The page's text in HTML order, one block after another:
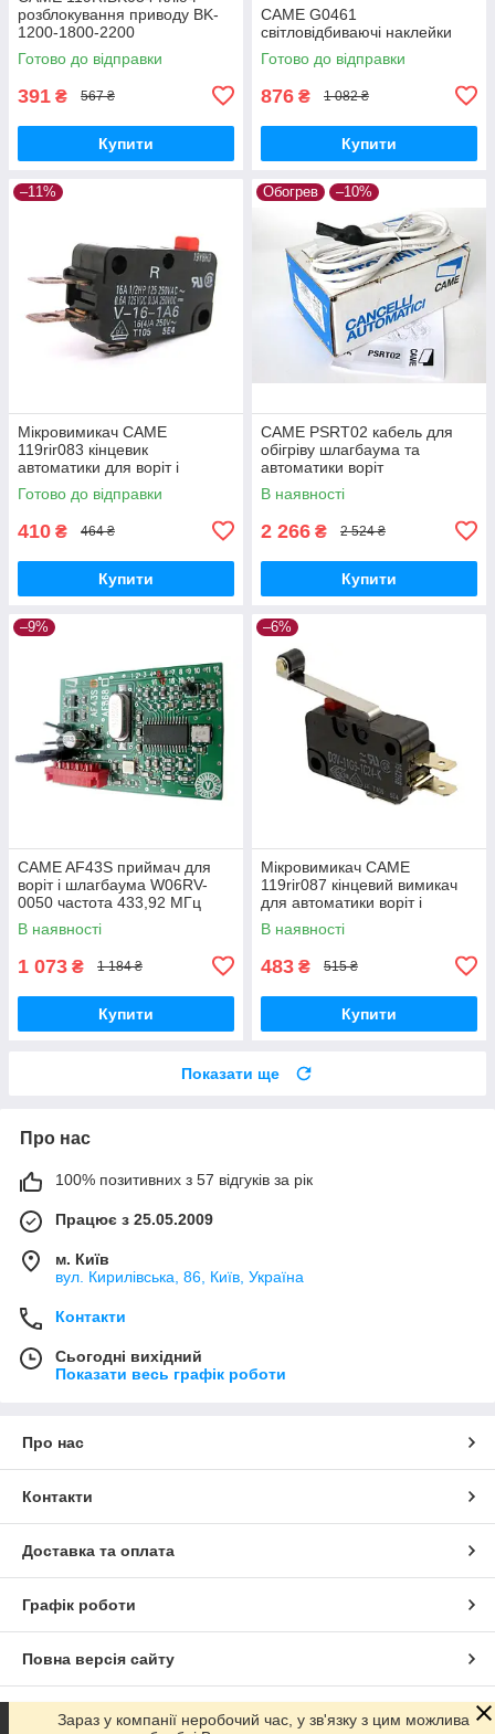
розблокування приводу BK-
1200-1800-2200
Готово до відправки
391 ₴ 567 ₴
Купити
CAME G0461
світловідбиваючі наклейки
Готово до відправки
876 ₴ 1 082 ₴
Купити
–11%
Мікровимикач CAME
119rir083 кінцевик
автоматики для воріт і
шлагбаум
Готово до відправки
410 ₴ 464 ₴
Купити
Обогрев –10%
CAME PSRT02 кабель для
обігріву шлагбаума та
автоматики воріт
В наявності
2 266 ₴ 2 524 ₴
Купити
–9%
CAME AF43S приймач для
воріт і шлагбаума W06RV-
0050 частота 433,92 МГц
В наявності
1 073 ₴ 1 184 ₴
Купити
–6%
Мікровимикач CAME
119rir087 кінцевий вимикач
для автоматики воріт і
шлагбауму
В наявності
483 ₴ 515 ₴
Купити
Показати ще
Про нас
100% позитивних з 57 відгуків за рік
Працює з 25.05.2009
м. Київ
вул. Кирилівська, 86, Київ, Україна
Контакти
Сьогодні вихідний
Показати весь графік роботи
Про нас
Контакти
Доставка та оплата
Графік роботи
Повна версія сайту
Сайт створено на маркетплейсі Prom.ua
Зараз у компанії неробочий час, у зв'язку з цим можлива